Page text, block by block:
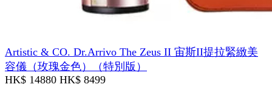
Artistic & CO. Dr.Arrivo The Zeus II 宙斯II提拉緊緻美
容儀（玫瑰金色）（特別版）
HK$ 14880 HK$ 8499